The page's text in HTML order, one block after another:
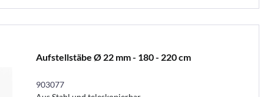
Aufstellstäbe Ø 22 mm - 180 - 220 cm
903077